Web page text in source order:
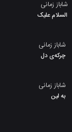
شاباز زمانی
السلام علیک
شاباز زمانی
چرکەی دل
شاباز زمانی
به لین